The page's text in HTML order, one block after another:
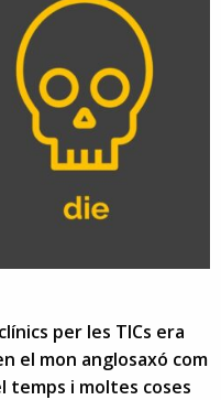
per les TICs era
el mon anglosaxó com
temps i moltes coses